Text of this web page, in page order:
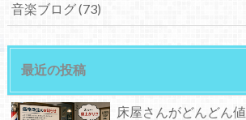
音楽ブログ(73)
最近の投稿
床屋さんがどんどん